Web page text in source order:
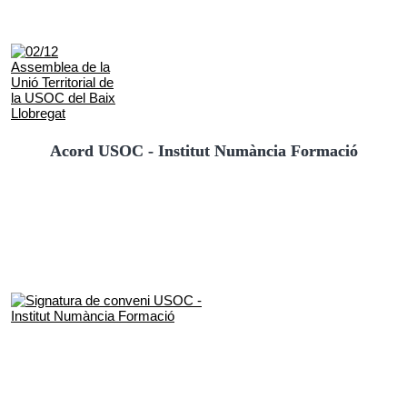
Acord USOC - Institut Numància Formació